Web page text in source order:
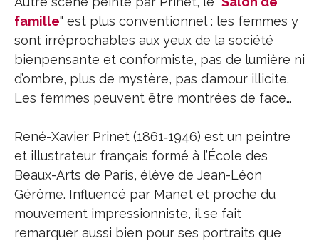
famille" est plus conventionnel : les femmes y
sont irréprochables aux yeux de la société
bienpensante et conformiste, pas de lumière ni
d’ombre, plus de mystère, pas d’amour illicite.
Les femmes peuvent être montrées de face…
René-Xavier Prinet (1861‑1946) est un peintre
et illustrateur français formé à l’École des
Beaux-Arts de Paris, élève de Jean-Léon
Gérôme. Influencé par Manet et proche du
mouvement impressionniste, il se fait
remarquer aussi bien pour ses portraits que